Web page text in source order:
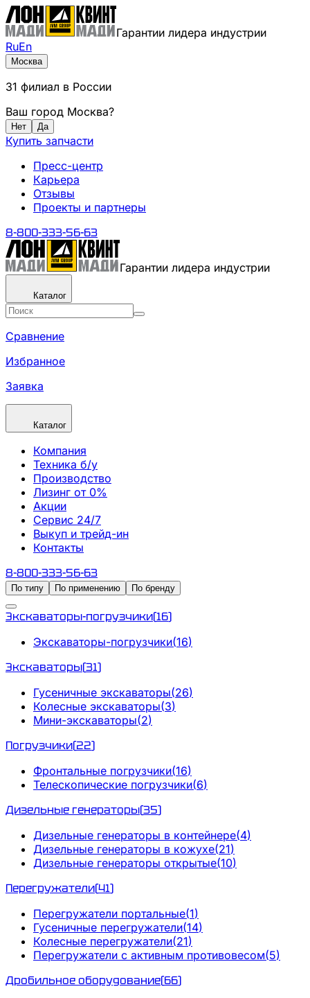
Гарантии лидера индустрии
RuEn
Москва
31 филиал в России
Ваш город Москва?
Нет Да
Купить запчасти
Пресс-центр
Карьера
Отзывы
Проекты и партнеры
8-800-333-56-63
Гарантии лидера индустрии
Каталог
Сравнение
Избранное
Заявка
Каталог
Компания
Техника б/у
Производство
Лизинг от 0%
Акции
Сервис 24/7
Выкуп и трейд-ин
Контакты
8-800-333-56-63
По типу По применению По бренду
Экскаваторы-погрузчики(16)
Экскаваторы-погрузчики(16)
Экскаваторы(31)
Гусеничные экскаваторы(26)
Колесные экскаваторы(3)
Мини-экскаваторы(2)
Погрузчики(22)
Фронтальные погрузчики(16)
Телескопические погрузчики(6)
Дизельные генераторы(35)
Дизельные генераторы в контейнере(4)
Дизельные генераторы в кожухе(21)
Дизельные генераторы открытые(10)
Перегружатели(41)
Перегружатели портальные(1)
Гусеничные перегружатели(14)
Колесные перегружатели(21)
Перегружатели с активным противовесом(5)
Дробильное оборудование(66)